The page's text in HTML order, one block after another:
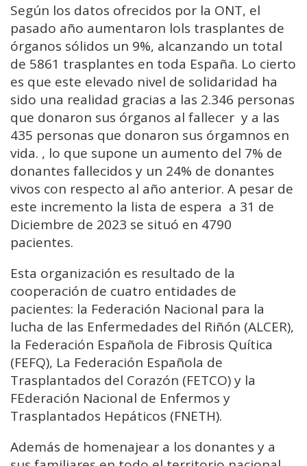
Según los datos ofrecidos por la ONT, el
pasado año aumentaron lols trasplantes de
órganos sólidos un 9%, alcanzando un total
de 5861 trasplantes en toda España. Lo cierto
es que este elevado nivel de solidaridad ha
sido una realidad gracias a las 2.346 personas
que donaron sus órganos al fallecer y a las
435 personas que donaron sus órgamnos en
vida. , lo que supone un aumento del 7% de
donantes fallecidos y un 24% de donantes
vivos con respecto al año anterior. A pesar de
este incremento la lista de espera a 31 de
Diciembre de 2023 se situó en 4790
pacientes.
Esta organización es resultado de la
cooperación de cuatro entidades de
pacientes: la Federación Nacional para la
lucha de las Enfermedades del Riñón (ALCER),
la Federación Española de Fibrosis Quítica
(FEFQ), La Federación Española de
Trasplantados del Corazón (FETCO) y la
FEderación Nacional de Enfermos y
Trasplantados Hepáticos (FNETH).
Además de homenajear a los donantes y a